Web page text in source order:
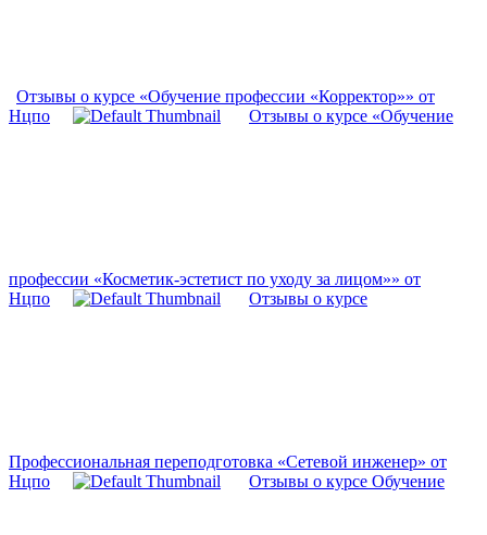
Отзывы о курсе «Обучение профессии «Корректор»» от
Нцпо
Отзывы о курсе «Обучение
профессии «Косметик-эстетист по уходу за лицом»» от
Нцпо
Отзывы о курсе
Профессиональная переподготовка «Сетевой инженер» от
Нцпо
Отзывы о курсе Обучение